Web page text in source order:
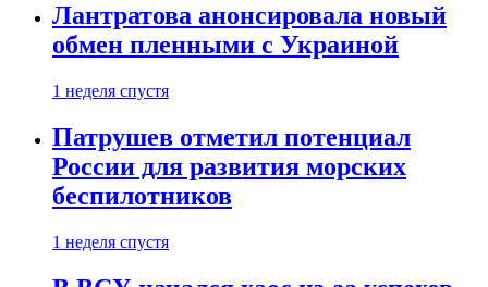
Лантратова анонсировала новый
обмен пленными с Украиной
1 неделя спустя
Патрушев отметил потенциал
России для развития морских
беспилотников
1 неделя спустя